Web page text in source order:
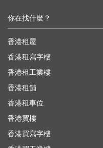
你在找什麼？
香港租屋
香港租寫字樓
香港租工業樓
香港租舖
香港租車位
香港買樓
香港買寫字樓